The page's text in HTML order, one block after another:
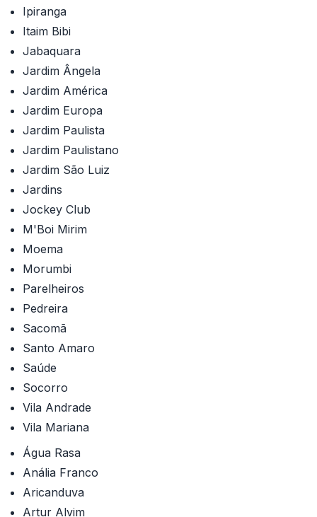
Ipiranga
Itaim Bibi
Jabaquara
Jardim Ângela
Jardim América
Jardim Europa
Jardim Paulista
Jardim Paulistano
Jardim São Luiz
Jardins
Jockey Club
M'Boi Mirim
Moema
Morumbi
Parelheiros
Pedreira
Sacomã
Santo Amaro
Saúde
Socorro
Vila Andrade
Vila Mariana
Água Rasa
Anália Franco
Aricanduva
Artur Alvim